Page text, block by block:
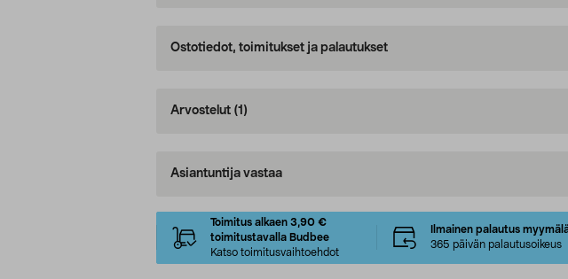
Ostotiedot, toimitukset ja palautukset
Arvostelut (1)
Asiantuntija vastaa
Toimitus alkaen 3,90 €
toimitustavalla Budbee
Katso toimitusvaihtoehdot
Ilmainen palautus
365 päivän palautusoikeus